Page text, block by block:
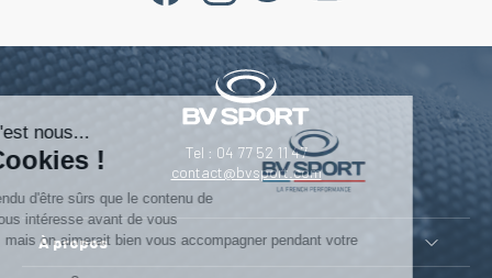
Tel : 04 77 52 11 47
contact@bvsport.com
À propos
Salut c'est nous...
les Cookies !
On a attendu d'être sûrs que le contenu de
ce site vous intéresse avant de vous
déranger, mais on aimerait bien vous accompagner pendant votre